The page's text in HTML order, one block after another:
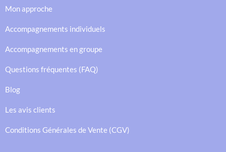
Mon approche
Accompagnements individuels
Accompagnements en groupe
Questions fréquentes (FAQ)
Blog
Les avis clients
Conditions Générales de Vente (CGV)